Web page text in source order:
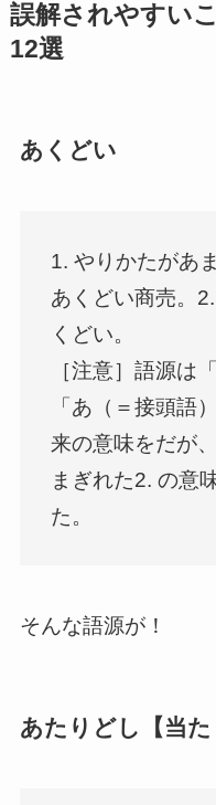
誤解されやすい
12選
あくどい
1. やりかたがあ
あくどい商売。
くどい。
［注意］語源は
「あ（＝接頭語
来の意味をだが
まぎれた2. の意
た。
そんな語源が！
あたりどし【当た